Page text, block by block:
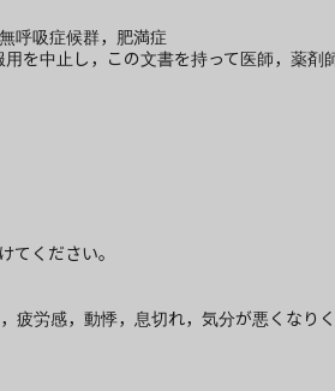
呼吸症候群，肥満症
を中止し，この文書を持って医師，薬剤
てください。
労感，動悸，息切れ，気分が悪くなりく